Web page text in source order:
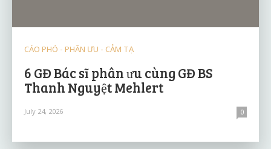
CÁO PHÓ - PHÂN ƯU - CẢM TẠ
6 GĐ Bác sĩ phân ưu cùng GĐ BS
Thanh Nguyệt Mehlert
July 24, 2026 0